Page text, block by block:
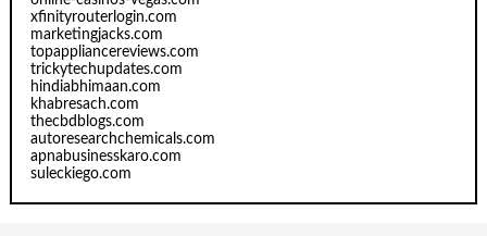
xfinityrouterlogin.com
marketingjacks.com
topappliancereviews.com
trickytechupdates.com
hindiabhimaan.com
khabresach.com
thecbdblogs.com
autoresearchchemicals.com
apnabusinesskaro.com
suleckiego.com